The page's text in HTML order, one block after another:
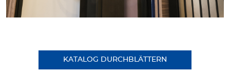
KATALOG DURCHBLÄTTERN